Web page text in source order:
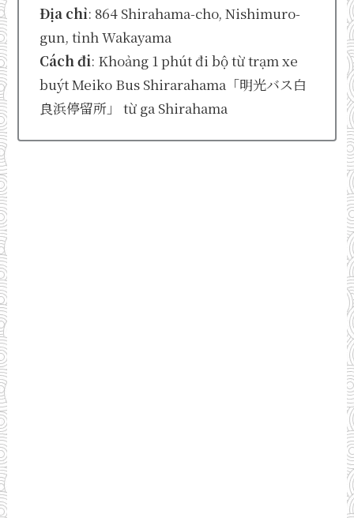
Địa chỉ: 864 Shirahama-cho, Nishimuro-
gun, tỉnh Wakayama
Cách đi: Khoảng 1 phút đi bộ từ trạm xe
buýt Meiko Bus Shirarahama「明光バス白
良浜停留所」 từ ga Shirahama